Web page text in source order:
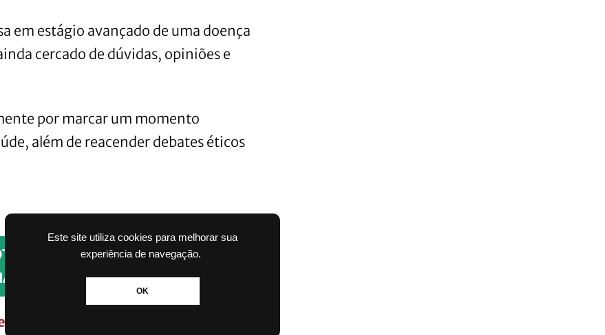
Este site utiliza cookies para melhorar sua
experiência de navegação.
OK
em estágio avançado de uma doença
cercado de dúvidas, opiniões e
por marcar um momento
além de reacender debates éticos
PELO WHATSAPP SEM PAGAR
faz Senado criar projeto de